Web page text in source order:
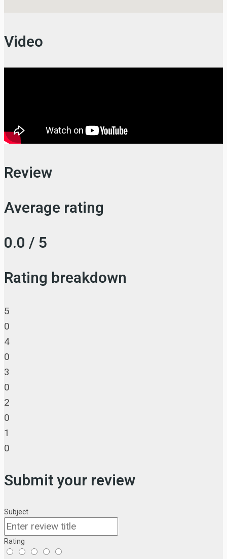
Video
Review
Average rating
0.0 / 5
Rating breakdown
5
0
4
0
3
0
2
0
1
0
Submit your review
Subject
Rating